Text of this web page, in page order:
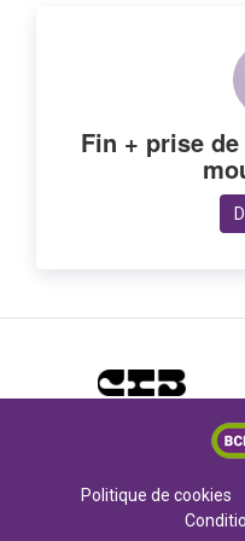
Fin + prise
Politique de cookies